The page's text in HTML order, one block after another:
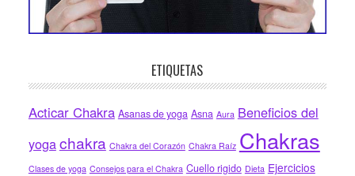
ETIQUETAS
Acticar Chakra Asanas de yoga Asna Aura Beneficios del
yogachakra Chakra del Corazón Chakra Raíz Chakras
Clases de yoga Consejos para el Chakra Cuello rigido Dieta Ejercicios